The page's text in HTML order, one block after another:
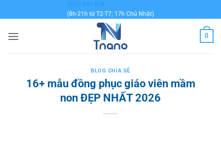
qua
dung
0936 999 878
(8h-21h từ T2-T7; 17h Chủ Nhật)
0
BLOG CHIA SẺ
16+ mẫu đồng phục giáo viên mầm
non ĐẸP NHẤT 2026